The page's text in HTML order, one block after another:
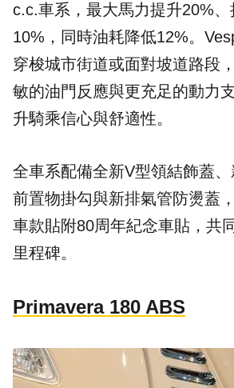
c.c.車系，最大馬力提升20%
10%，同時油耗降低12%。
穿梭城市街道或面對坡道路段
敏的油門反應與更充足的動力
升騎乘信心與舒適性。
全車系配備全新V型領結飾蓋
前置物掛勾與新排氣管防燙蓋
車款貼附80周年紀念車貼，共
里程碑。
Primavera 180 ABS